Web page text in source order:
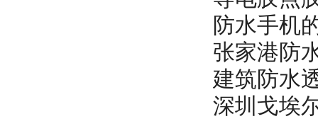
防水手机
张家港防
建筑防水
深圳戈埃